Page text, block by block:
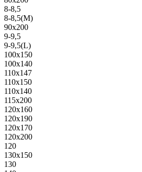
8-8,5
8-8,5(M)
90х200
9-9,5
9-9,5(L)
100х150
100х140
110х147
110х150
110х140
115х200
120х160
120х190
120х170
120х200
120
130х150
130